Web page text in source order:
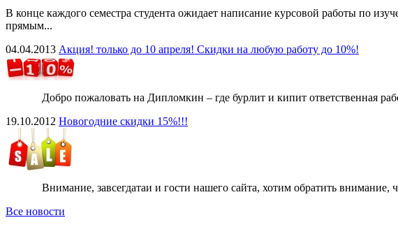
В конце каждого семестра студента ожидает написание курсовой работы по
прямым...
04.04.2013 Акция! только до 10 апреля! Скидки на любую работу до 10%!
Добро пожаловать на Дипломкин – где бурлит и кипит ответственная
19.10.2012 Новогодние скидки 15%!!!
Внимание, завсегдатаи и гости нашего сайта, хотим обратить внимание,
Все новости